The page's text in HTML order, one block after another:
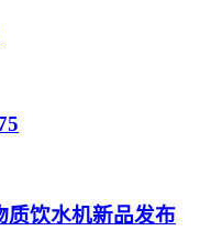
质饮水机新品发布